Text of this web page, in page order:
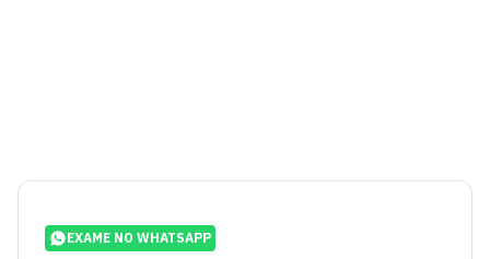
EXAME NO WHATSAPP